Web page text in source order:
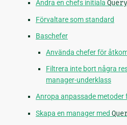
Ändra en chefs initiala
Förvaltare som standard
Baschefer
Använda chefer för
Filtrera inte bort några
manager-underklass
Anropa anpassade metoder
Skapa en manager med